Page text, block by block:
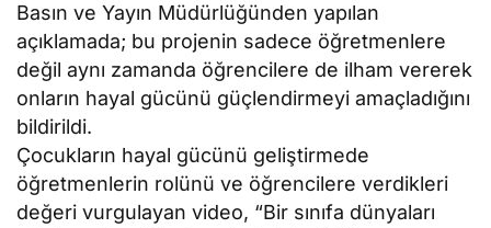
Basın ve Yayın Müdürlüğünden yapılan
açıklamada; bu projenin sadece öğretmenlere
değil aynı zamanda öğrencilere de ilham vererek
onların hayal gücünü güçlendirmeyi amaçladığını
bildirildi.
Çocukların hayal gücünü geliştirmede
öğretmenlerin rolünü ve öğrencilere verdikleri
değeri vurgulayan video, “Bir sınıfa dünyaları